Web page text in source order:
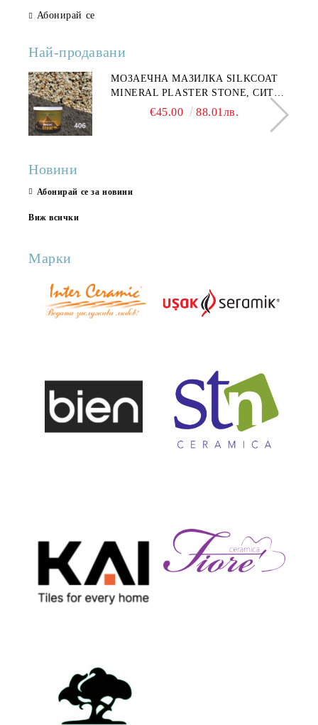
Абонирай се
Най-продавани
МОЗАЕЧНА МАЗИЛКА SILKCOAT
MINERAL PLASTER STONE, СИТЕН
КАМЪК 406 25КГ
€45.00 88.01лв.
Новини
Абонирай се за новини
Виж всички
Марки